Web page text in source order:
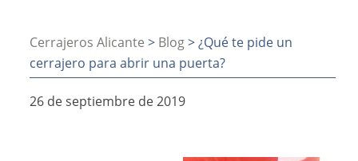
Cerrajeros Alicante > Blog> ¿Qué te pide un
cerrajero para abrir una puerta?
26 de septiembre de 2019